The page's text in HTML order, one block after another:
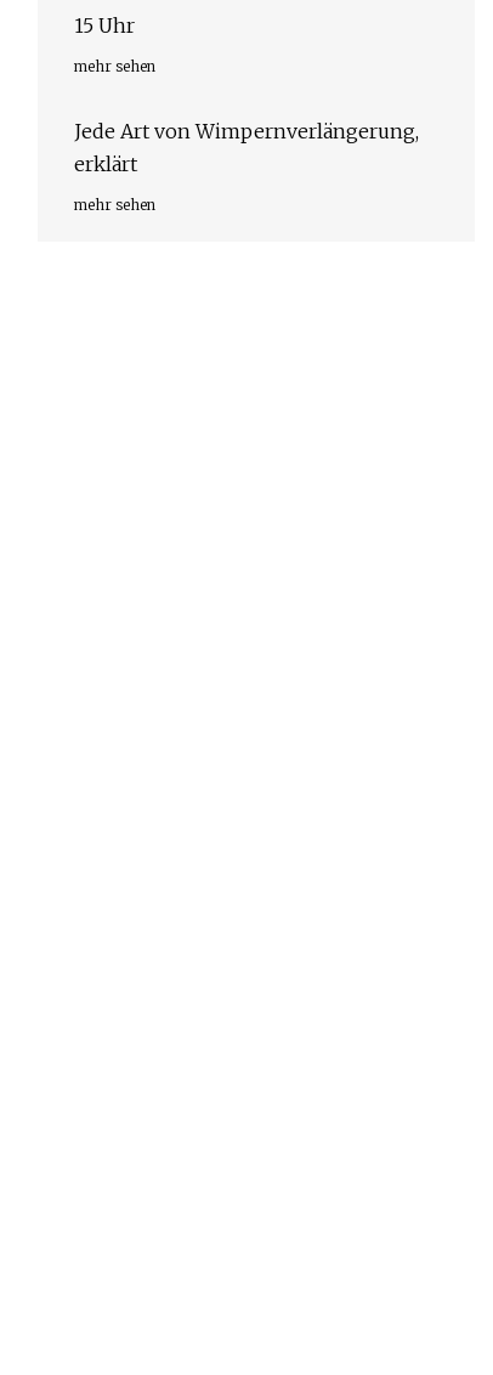
15 Uhr
mehr sehen
Jede Art von Wimpernverlängerung,
erklärt
mehr sehen